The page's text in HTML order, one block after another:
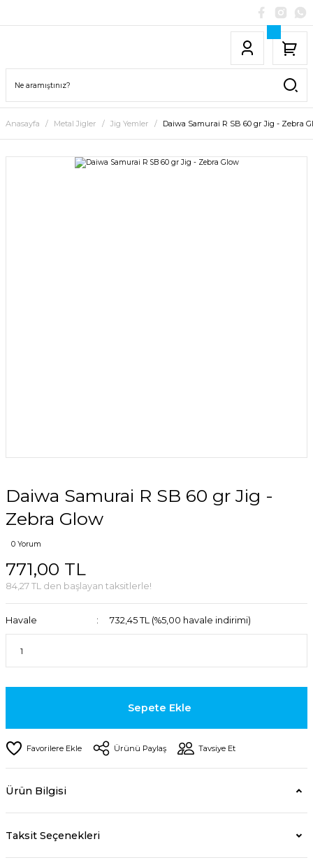
Anasayfa Metal Jigler Jig Yemler Daiwa Samurai R SB 60 gr Jig - Zebra
Daiwa Samurai R SB 60 gr Jig -
Zebra Glow
0 Yorum
771,00 TL
84,27 TL den başlayan taksitlerle!
Havale 732,45 TL (%5,00 havale indirimi)
Sepete Ekle
Ürünü Paylaş Tavsiye Et
Ürün Bilgisi
Taksit Seçenekleri